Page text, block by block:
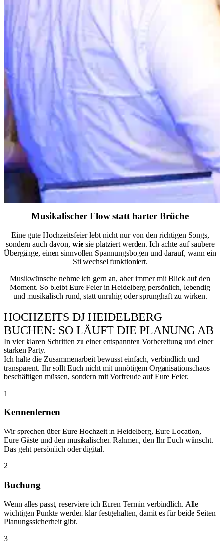
Musikalischer Flow statt harter Brüche
Eine gute Hochzeitsfeier lebt nicht nur von den richtigen Songs,
sondern auch davon, wiesie platziert werden. Ich achte auf saubere
Übergänge, einen sinnvollen Spannungsbogen und darauf, wann ein
Stilwechsel funktioniert.
Musikwünsche nehme ich gern an, aber immer mit Blick auf den
Moment. So bleibt Eure Feier in Heidelberg persönlich, lebendig
und musikalisch rund, statt unruhig oder sprunghaft zu wirken.
HOCHZEITS DJ HEIDELBERG
BUCHEN: SO LÄUFT DIE PLANUNG AB
In vier klaren Schritten zu einer entspannten Vorbereitung und einer
starken Party.
Ich halte die Zusammenarbeit bewusst einfach, verbindlich und
transparent. Ihr sollt Euch nicht mit unnötigem Organisationschaos
beschäftigen müssen, sondern mit Vorfreude auf Eure Feier.
1
Kennenlernen
Wir sprechen über Eure Hochzeit in Heidelberg, Eure Location,
Eure Gäste und den musikalischen Rahmen, den Ihr Euch wünscht.
Das geht persönlich oder digital.
2
Buchung
Wenn alles passt, reserviere ich Euren Termin verbindlich. Alle
wichtigen Punkte werden klar festgehalten, damit es für beide Seiten
Planungssicherheit gibt.
3